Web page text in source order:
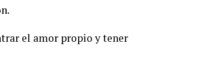
el amor propio y tener